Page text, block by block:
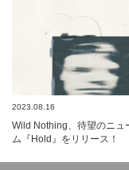
2023.08.16
Wild Nothing、待望のニュ
ム『Hold』をリリース！